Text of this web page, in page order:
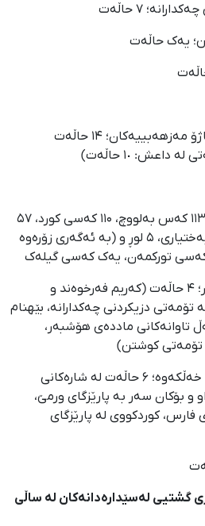
۷ حاڵەت
یەک حاڵەت
ئەندامەتی لە گرووپە توندئاژۆ مەزهەبییەکان؛ ۱۴ حاڵەت
لەسێدارەدانی ئێتنیکەکان: ۱۱۳ کەس بەلووچ، ۱۱۰ کەسی کورد، ۵۷
ئەفغانستانی، ۲۲عەرەب، ۶ بەختیاری، ۵ لوڕ و (بە ئەگەری زۆرەوە
لەسێدارەدانی منداڵ-تاوانبار؛ ۴ حاڵەت (کەریم فەرخوەند و
دزیکردنی چەکدارانە، بێهنام
تاوانەکانی ماددەی هۆشبەر،
تۆمەتی کوشتن)
لەسێدارەدان لە پێش چاوی خەڵکەوە؛ ۶ حاڵەت لە شارەکانی
و بۆکان سەر بە پارێزگای ورمێ،
فارس، کوردکووی لە پارێزگای
گشتیی لەسێدارەدانەکان لە ساڵی